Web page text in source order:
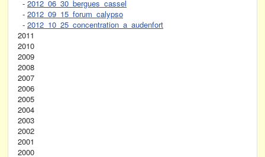
- 2012_06_30_bergues_cassel
- 2012_09_15_forum_calypso
- 2012_10_25_concentration_a_audenfort
2011
2010
2009
2008
2007
2006
2005
2004
2003
2002
2001
2000